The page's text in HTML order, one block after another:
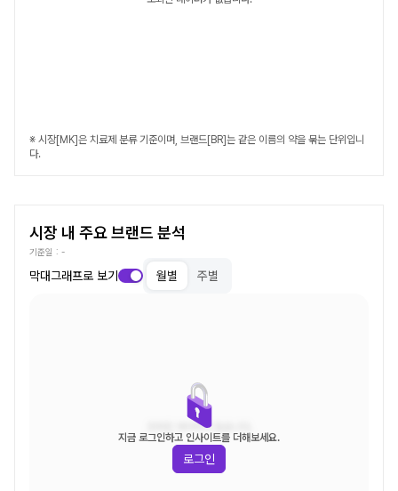
※ 시장[MK]은 치료제 분류 기준이며, 브랜드[BR]는 같은 이름의 약을 묶는 단위입니
다.
시장 내 주요 브랜드 분석
기준일 : -
막대그래프로 보기 월별 주별
조회된 데이터가 없습니다.
지금 로그인하고 인사이트를 더해보세요.
로그인